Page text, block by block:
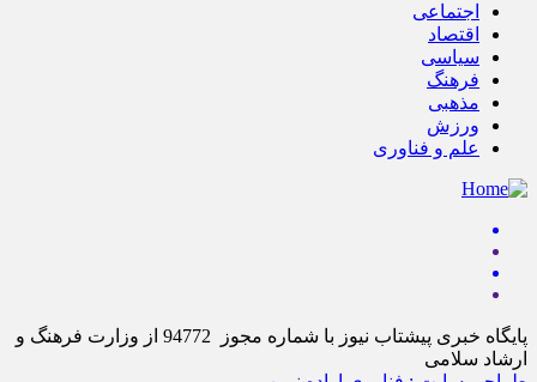
اجتماعی
اقتصاد
سیاسی
فرهنگ
مذهبی
ورزش
علم و فناوری
پایگاه خبری پیشتاب نیوز با شماره مجوز 94772 از وزارت فرهنگ و
ارشاد سلامی